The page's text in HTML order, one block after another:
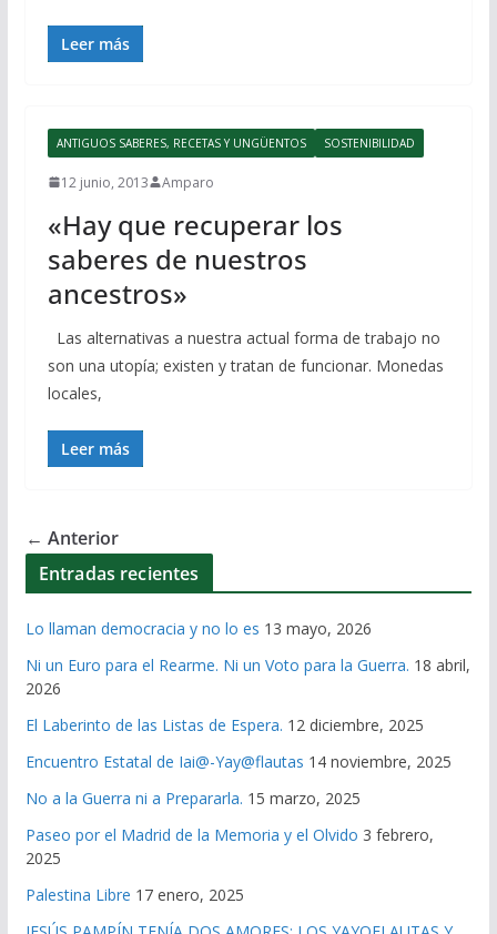
Leer más
ANTIGUOS SABERES, RECETAS Y UNGÜENTOS SOSTENIBILIDAD
12 junio, 2013 Amparo
«Hay que recuperar los
saberes de nuestros
ancestros»
Las alternativas a nuestra actual forma de trabajo no
son una utopía; existen y tratan de funcionar. Monedas
locales,
Leer más
← Anterior
Entradas recientes
Lo llaman democracia y no lo es 13 mayo, 2026
Ni un Euro para el Rearme. Ni un Voto para la Guerra. 18 abril,
2026
El Laberinto de las Listas de Espera. 12 diciembre, 2025
Encuentro Estatal de Iai@-Yay@flautas 14 noviembre, 2025
No a la Guerra ni a Prepararla. 15 marzo, 2025
Paseo por el Madrid de la Memoria y el Olvido 3 febrero,
2025
Palestina Libre 17 enero, 2025